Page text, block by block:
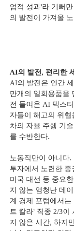
업적 성과'라 기뻐
의 발전이 가져올
AI의 발전, 편리한
AI의 발전은 인간
만개의 일회용품을
전 들여온 AI 덱스
자들이 해고의 위
차의 자율 주행 기
를 수반한다.
노동직만이 아니다
투자에서 노련한
미국 대선 등 중요
지 않는 엄청난 데
계 경제 포럼에서는
트 칼라' 직종 2/3이
지 않은 시간, 하지